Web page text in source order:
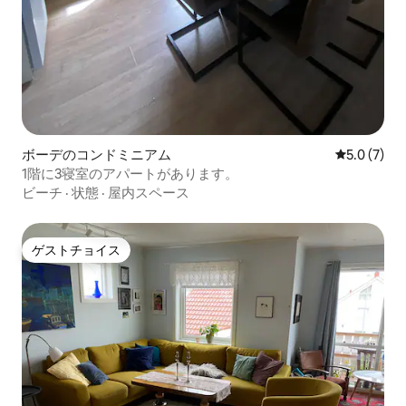
ボーデのコンドミニアム レビュー7
5.0 (7)
1階に3寝室のアパートがあります。
ビーチ · 状態 · 屋内スペース
ゲストチョイス
ゲストチョイス